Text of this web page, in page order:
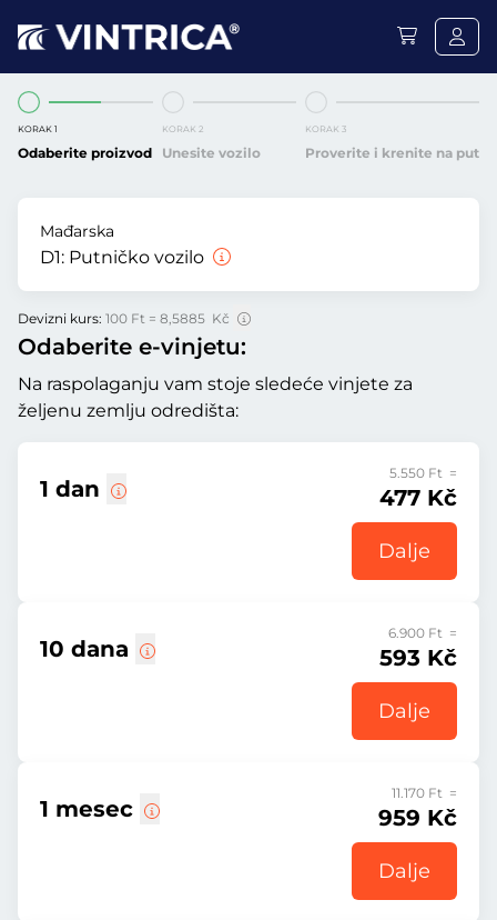
KORAK 1
Odaberite proizvod
KORAK 2
Unesite vozilo
KORAK 3
Proverite i krenite na put
Mađarska
D1: Putničko vozilo
Devizni kurs: 100 Ft = 8,5885 Kč
Odaberite e-vinjetu:
Na raspolaganju vam stoje sledeće vinjete za
željenu zemlju odredišta:
1 dan
5.550 Ft =
477 Kč
Dalje
10 dana
6.900 Ft =
593 Kč
Dalje
1 mesec
11.170 Ft =
959 Kč
Dalje